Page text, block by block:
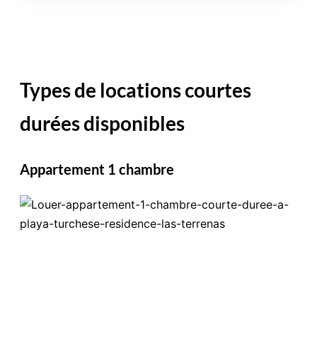
Types de locations courtes
durées disponibles
Appartement 1 chambre